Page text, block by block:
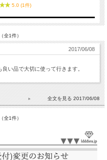
5.0 (1件)
全1件）
2017/06/08
い品で大切に使って行きます。
2017/06/08
全1件）